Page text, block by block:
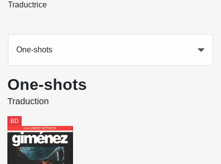
Traductrice
One-shots
One-shots
Traduction
BD